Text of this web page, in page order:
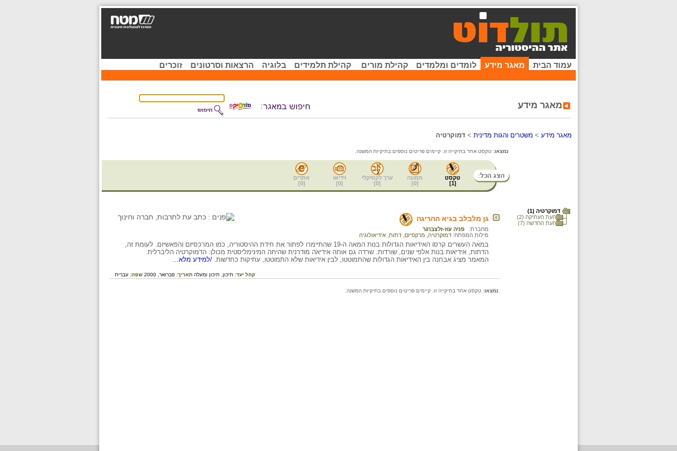
עמוד הבית מאגר מידע לומדים ומלמדים קהילת מורים קהילת תלמידים בלוגיה הרצאות וסרטונים זוכרים
מאגר מידע
מאגר מידע > משטרים והגות מדינית > דמוקרטיה
נמצאו: טקסט אחד בתיקייה זו. קיימים פריטים נוספים בתיקיות המשנה.
טקסט
[
1
]
תמונה
[
0
]
ערך לקסיקלי
[
0
]
וידיאו
[
0
]
אתרים
[
0
]
דמוקרטיה (1)
העת העתיקה (2)
העת החדשה (7)
גן מלבלב בגיא ההריגה
מחברת:
פניה עוז-זלצברגר
מילות המפתח: דמוקרטיה מרקסיזם דתות אידיאולוגיה
במאה העשרים קרסו האידיאות הגדולות בנות המאה ה-19 שהתיימרו לפתור את חידת ההיסטוריה, כמו המרכסיזם והפאשיזם. לעומת זה,
הדתות, אידיאות בנות אלפי שנים, שורדות. שרדה גם אותה אידיאה מודרנית שהיתה המינימליסטית מכולן: הדמוקרטיה הליברלית.
המאמר מציג אבחנה בין האידיאות הגדולות שהתמוטטו, לבין אידיאות שלא התמוטטו, עתיקות כחדשות. /למידע מלא...
קהל יעד: תיכון, תיכון ומעלה תאריך: פברואר, 2000 שפה: עברית
נמצאו: טקסט אחד בתיקייה זו. קיימים פריטים נוספים בתיקיות המשנה.